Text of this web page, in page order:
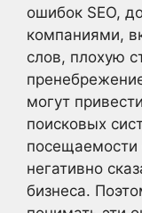
ошибок SEO,
компаниями,
слов, плохую
могут
поисковых
посещаемости
негативно
бизнеса.